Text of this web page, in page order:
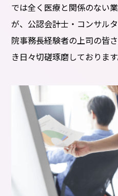
では全く医療と関係のない
が、公認会計士・コンサル
院事務長経験者の上司の皆
き日々切磋琢磨しております